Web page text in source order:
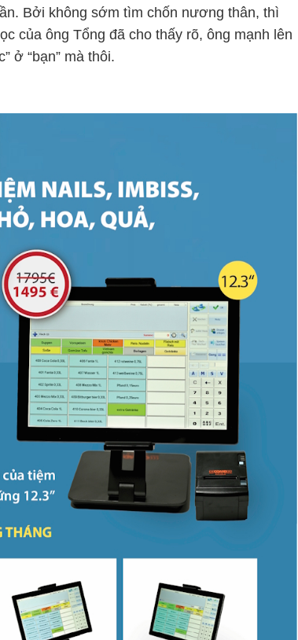
Bởi không sớm tìm chốn nương thân, thì
của ông Tổng đã cho thấy rõ, ông mạnh lên
ở “bạn” mà thôi.